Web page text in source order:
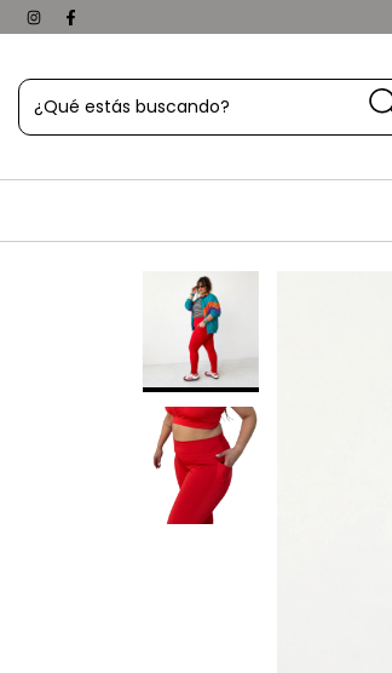
hoy. ¡Aprovechá!